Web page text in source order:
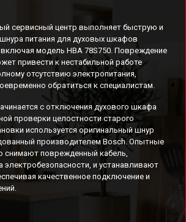
сервисный центр выполняет быструю и
питания для духовых шкафов
модель HBA 78S750. Повреждение
привести к нестабильной работе
отсутствию электропитания,
обратиться к специалистам.
с отключения духового шкафа
проверки целостности старого
используется оригинальный шнур
производителем Bosch. Опытные
снимают поврежденный кабель,
и устанавливают
качественное подключение и